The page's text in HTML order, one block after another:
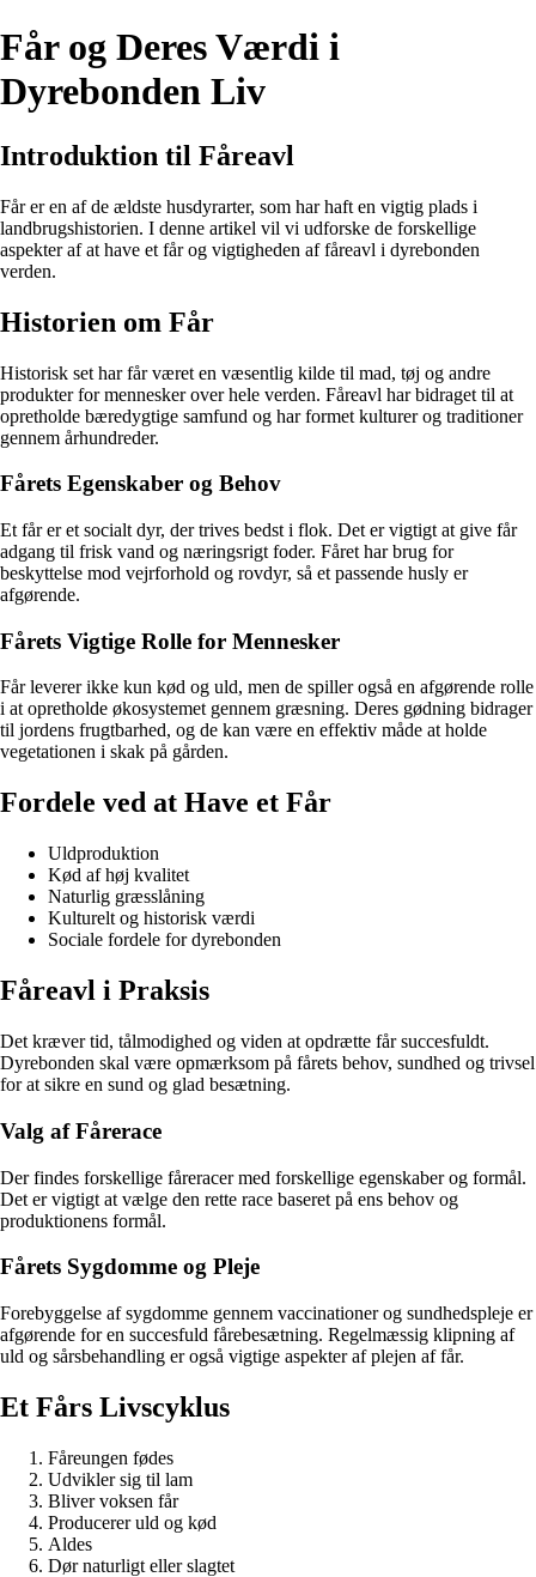
Får og Deres Værdi i
Dyrebonden Liv
Introduktion til Fåreavl
Får er en af de ældste husdyrarter, som har haft en vigtig plads i
landbrugshistorien. I denne artikel vil vi udforske de forskellige
aspekter af at have et får og vigtigheden af fåreavl i dyrebonden
verden.
Historien om Får
Historisk set har får været en væsentlig kilde til mad, tøj og andre
produkter for mennesker over hele verden. Fåreavl har bidraget til at
opretholde bæredygtige samfund og har formet kulturer og traditioner
gennem århundreder.
Fårets Egenskaber og Behov
Et får er et socialt dyr, der trives bedst i flok. Det er vigtigt at give får
adgang til frisk vand og næringsrigt foder. Fåret har brug for
beskyttelse mod vejrforhold og rovdyr, så et passende husly er
afgørende.
Fårets Vigtige Rolle for Mennesker
Får leverer ikke kun kød og uld, men de spiller også en afgørende rolle
i at opretholde økosystemet gennem græsning. Deres gødning bidrager
til jordens frugtbarhed, og de kan være en effektiv måde at holde
vegetationen i skak på gården.
Fordele ved at Have et Får
Uldproduktion
Kød af høj kvalitet
Naturlig græsslåning
Kulturelt og historisk værdi
Sociale fordele for dyrebonden
Fåreavl i Praksis
Det kræver tid, tålmodighed og viden at opdrætte får succesfuldt.
Dyrebonden skal være opmærksom på fårets behov, sundhed og trivsel
for at sikre en sund og glad besætning.
Valg af Fårerace
Der findes forskellige fåreracer med forskellige egenskaber og formål.
Det er vigtigt at vælge den rette race baseret på ens behov og
produktionens formål.
Fårets Sygdomme og Pleje
Forebyggelse af sygdomme gennem vaccinationer og sundhedspleje er
afgørende for en succesfuld fårebesætning. Regelmæssig klipning af
uld og sårsbehandling er også vigtige aspekter af plejen af får.
Et Fårs Livscyklus
Fåreungen fødes
Udvikler sig til lam
Bliver voksen får
Producerer uld og kød
Aldes
Dør naturligt eller slagtet